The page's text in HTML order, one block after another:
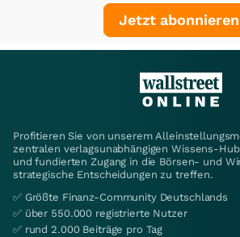
Jetzt
Profitieren Sie von unserem
zentralen verlagsunabhängigen Wissens-
und fundierten Zugang in die Börsen- und
strategische Entscheidungen zu treffen.
✅ Größte Finanz-Community Deutschlands
✅ über 550.000 registrierte Nutzer
✅ rund 2.000 Beiträge pro Tag